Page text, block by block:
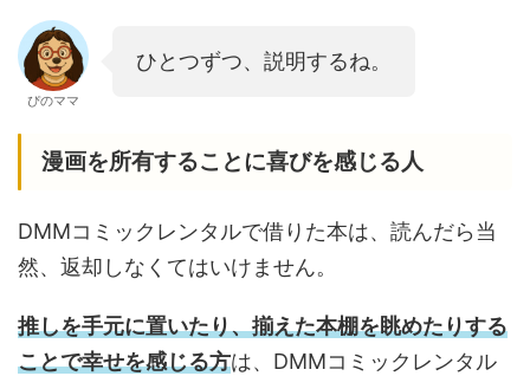
ぴのママ
ひとつずつ、説明するね。
漫画を所有することに喜びを感じる人
DMMコミックレンタルで借りた本は、読んだら当
然、返却しなくてはいけません。
推しを手元に置いたり、揃えた本棚を眺めたりする
ことで幸せを感じる方は、DMMコミックレンタル